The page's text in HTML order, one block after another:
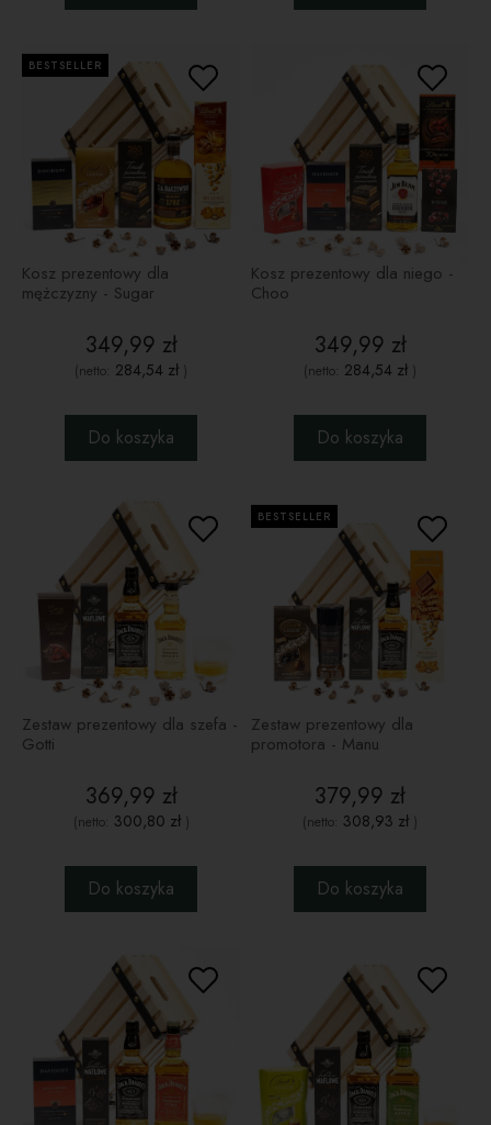
Kosz prezentowy dla
mężczyzny - Sugar
349,99 zł
(netto: 284,54 zł )
Do koszyka
BESTSELLER
Kosz prezentowy dla niego -
Choo
349,99 zł
(netto: 284,54 zł )
Do koszyka
Zestaw prezentowy dla szefa -
Gotti
369,99 zł
(netto: 300,80 zł)
Do koszyka
Zestaw prezentowy dla
promotora - Manu
379,99 zł
(netto: 308,93 zł )
Do koszyka
BESTSELLER